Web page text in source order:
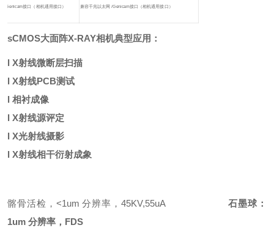
/Genicam接口（相机通用接口） 兼容千兆以太网 /Genicam接口（相机通用接口）
sCMOS大面阵X-RAY相机典型应用：
l X射线微断层扫描
l X射线PCB测试
l 相衬成像
l X射线源评定
l X光射线摄影
l X射线相干衍射成象
髂骨活检，<1um 分辨率，45KV,55uA石墨球：
1um 分辨率，FDS